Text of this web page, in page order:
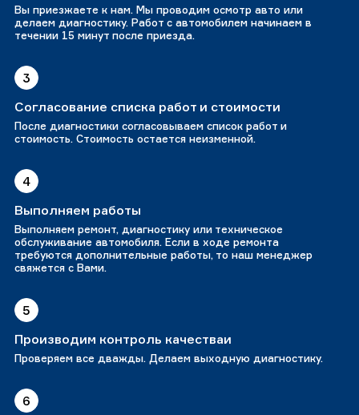
Вы приезжаете к нам. Мы проводим осмотр авто или
делаем диагностику. Работ с автомобилем начинаем в
течении 15 минут после приезда.
3
Согласование списка работ и стоимости
После диагностики согласовываем список работ и
стоимость. Стоимость остается неизменной.
4
Выполняем работы
Выполняем ремонт, диагностику или техническое
обслуживание автомобиля. Если в ходе ремонта
требуются дополнительные работы, то наш менеджер
свяжется с Вами.
5
Производим контроль качестваи
Проверяем все дважды. Делаем выходную диагностику.
6